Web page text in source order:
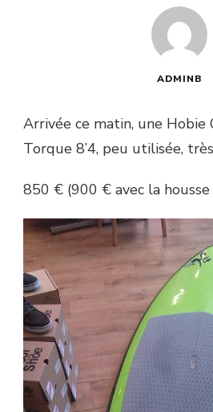
ADMINB
Arrivée ce matin, une Hobie
Torque 8’4, peu utilisée,
850 € (900 € avec la